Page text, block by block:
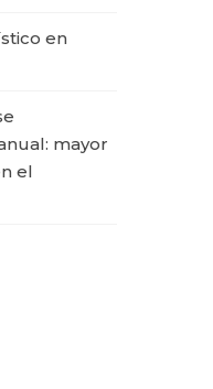
en
mayor
el